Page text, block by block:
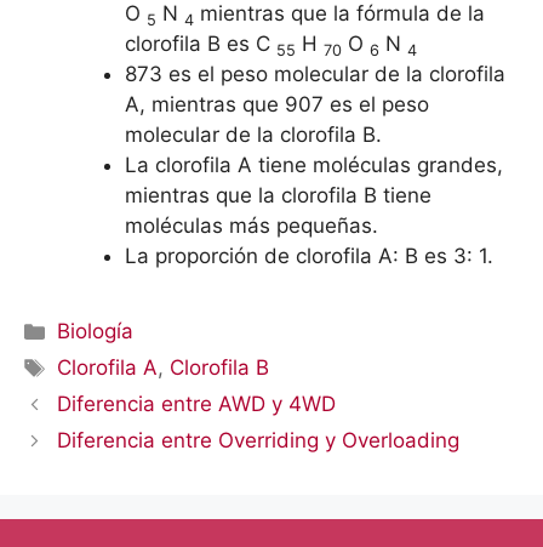
O 5 N 4 mientras que la fórmula de la
clorofila B es C 55 H 70 O 6 N 4
873 es el peso molecular de la clorofila
A, mientras que 907 es el peso
molecular de la clorofila B.
La clorofila A tiene moléculas grandes,
mientras que la clorofila B tiene
moléculas más pequeñas.
La proporción de clorofila A: B es 3: 1.
Categorías
Biología
Etiquetas
Clorofila A, Clorofila B
Diferencia entre AWD y 4WD
Diferencia entre Overriding y Overloading